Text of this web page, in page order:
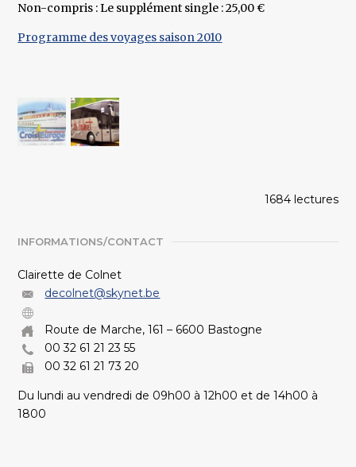
Non-compris : Le supplément single : 25,00 €
Programme des voyages saison 2010
1684 lectures
INFORMATIONS/CONTACT
Clairette de Colnet
decolnet@skynet.be
Route de Marche, 161 – 6600 Bastogne
00 32 61 21 23 55
00 32 61 21 73 20
Du lundi au vendredi de 09h00 à 12h00 et de 14h00 à
1800